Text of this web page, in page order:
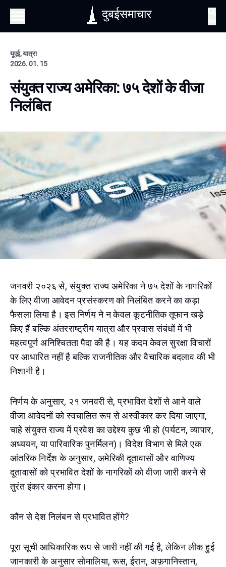
दुबईसमाचार
यूएई, यात्रा
2026. 01. 15
संयुक्त राज्य अमेरिका: ७५ देशों के वीजा
निलंबित
जनवरी २०२६ से, संयुक्त राज्य अमेरिका ने ७५ देशों के नागरिकों
के लिए वीजा आवेदन प्रसंस्करण को निलंबित करने का कड़ा
फैसला लिया है। इस निर्णय ने न केवल कूटनीतिक तूफान खड़े
किए हैं बल्कि अंतरराष्ट्रीय यात्रा और प्रवास संबंधों में भी
महत्वपूर्ण अनिश्चितता पैदा की है। यह कदम केवल सुरक्षा विचारों
पर आधारित नहीं है बल्कि राजनीतिक और वैचारिक बदलाव की भी
निशानी है।
निर्णय के अनुसार, २१ जनवरी से, प्रभावित देशों से आने वाले
वीजा आवेदनों को स्वचालित रूप से अस्वीकार कर दिया जाएगा,
चाहे संयुक्त राज्य में प्रवेश का उद्देश्य कुछ भी हो (पर्यटन, व्यापार,
अध्ययन, या पारिवारिक पुनर्मिलन)। विदेश विभाग से मिले एक
आंतरिक निर्देश के अनुसार, अमेरिकी दूतावासों और वाणिज्य
दूतावासों को प्रभावित देशों के नागरिकों को वीजा जारी करने से
तुरंत इंकार करना होगा।
कौन से देश निलंबन से प्रभावित होंगे?
पूरा सूची आधिकारिक रूप से जारी नहीं की गई है, लेकिन लीक हुई
जानकारी के अनुसार सोमालिया, रूस, ईरान, अफ़गानिस्तान,